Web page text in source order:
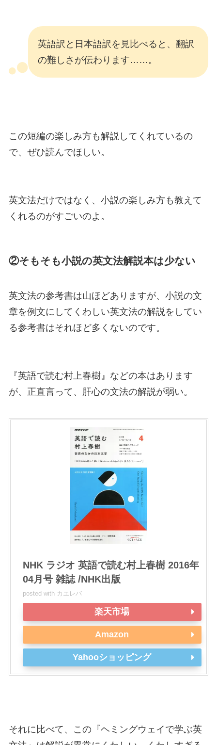
英語訳と日本語訳を見比べると、翻訳
の難しさが伝わります……。
この短編の楽しみ方も解説してくれているの
で、ぜひ読んでほしい。
英文法だけではなく、小説の楽しみ方も教えて
くれるのがすごいのよ。
②そもそも小説の英文法解説本は少ない
英文法の参考書は山ほどありますが、小説の文
章を例文にしてくわしい英文法の解説をしてい
る参考書はそれほど多くないのです。
『英語で読む村上春樹』などの本はあります
が、正直言って、肝心の文法の解説が弱い。
NHK ラジオ 英語で読む村上春樹 2016年
04月号 雑誌 /NHK出版
posted with カエレバ
楽天市場
Amazon
Yahooショッピング
それに比べて、この『ヘミングウェイで学ぶ英